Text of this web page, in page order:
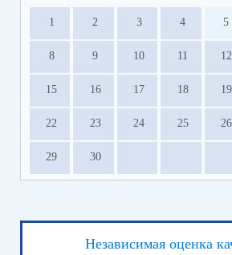
1 2 3 4 5
8 9 10 11 12
15 16 17 18 19
22 23 24 25 26
29 30
Независимая оценка